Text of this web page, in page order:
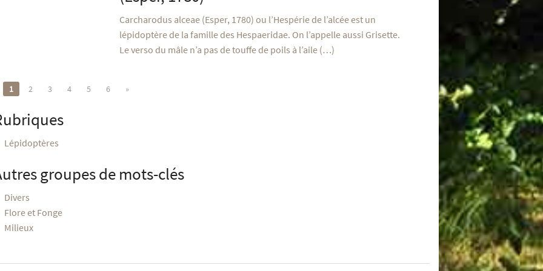
Carcharodus alceae (Esper, 1780) ou l’Hespérie de l’alcée est un
lépidoptère de la famille des Hespaeridae. On l’appelle aussi Grisette.
Le verso du mâle n’a pas de touffe de poils à l’aile (…)
1 2 3 4 5 6 »
Lépidoptères
groupes de mots-clés
Divers
Flore et Fonge
Milieux